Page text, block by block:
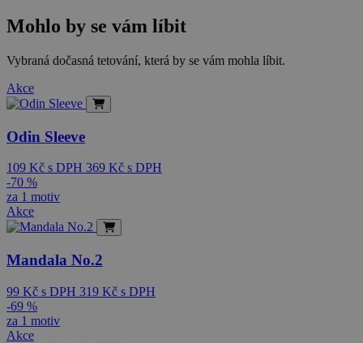
Mohlo by se vám líbit
Vybraná dočasná tetování, která by se vám mohla líbit.
Akce
Odin Sleeve
109 Kč s DPH 369 Kč s DPH
-70 %
za 1 motiv
Akce
Mandala No.2
99 Kč s DPH 319 Kč s DPH
-69 %
za 1 motiv
Akce